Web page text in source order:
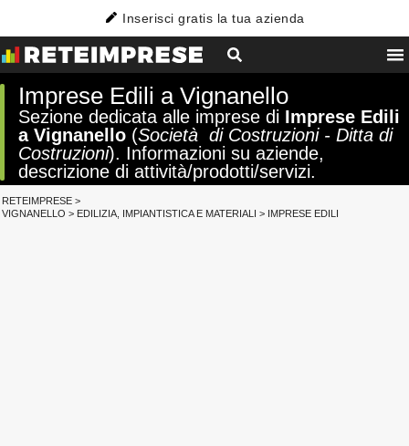
Inserisci gratis la tua azienda
Imprese Edili a Vignanello
Sezione dedicata alle imprese di Imprese Edili
a Vignanello (Società di Costruzioni - Ditta di
Costruzioni). Informazioni su aziende,
descrizione di attività/prodotti/servizi.
RETEIMPRESE >
VIGNANELLO > EDILIZIA, IMPIANTISTICA E MATERIALI > IMPRESE EDILI